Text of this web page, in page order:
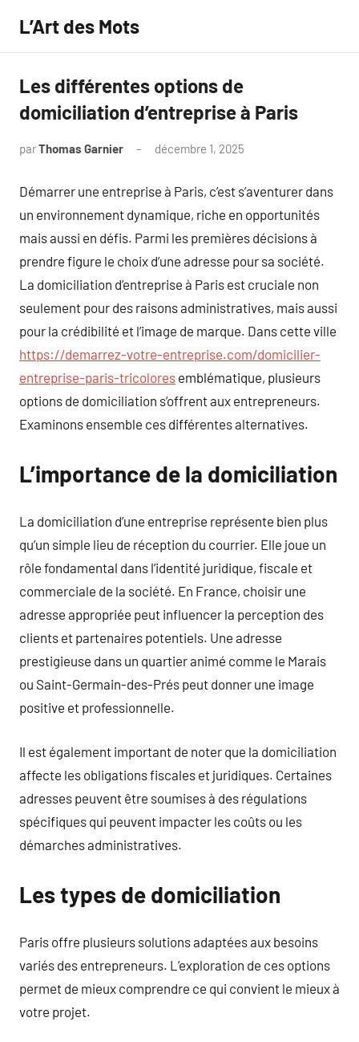
contenu
L’Art des Mots
Les différentes options de
domiciliation d’entreprise à Paris
parThomas Garnier décembre 1, 2025
Démarrer une entreprise à Paris, c’est s’aventurer dans
un environnement dynamique, riche en opportunités
mais aussi en défis. Parmi les premières décisions à
prendre figure le choix d’une adresse pour sa société.
La domiciliation d’entreprise à Paris est cruciale non
seulement pour des raisons administratives, mais aussi
pour la crédibilité et l’image de marque. Dans cette ville
https://demarrez-votre-entreprise.com/domicilier-
entreprise-paris-tricolores emblématique, plusieurs
options de domiciliation s’offrent aux entrepreneurs.
Examinons ensemble ces différentes alternatives.
L’importance de la domiciliation
La domiciliation d’une entreprise représente bien plus
qu’un simple lieu de réception du courrier. Elle joue un
rôle fondamental dans l’identité juridique, fiscale et
commerciale de la société. En France, choisir une
adresse appropriée peut influencer la perception des
clients et partenaires potentiels. Une adresse
prestigieuse dans un quartier animé comme le Marais
ou Saint-Germain-des-Prés peut donner une image
positive et professionnelle.
Il est également important de noter que la domiciliation
affecte les obligations fiscales et juridiques. Certaines
adresses peuvent être soumises à des régulations
spécifiques qui peuvent impacter les coûts ou les
démarches administratives.
Les types de domiciliation
Paris offre plusieurs solutions adaptées aux besoins
variés des entrepreneurs. L’exploration de ces options
permet de mieux comprendre ce qui convient le mieux à
votre projet.